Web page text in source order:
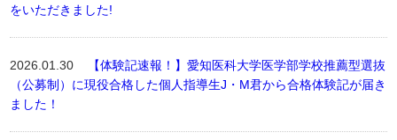
をいただきました!
2026.01.30
【体験記速報！】愛知医科大学医学部学校推薦型選抜
（公募制）に現役合格した個人指導生J・M君から合格体験記が届き
ました！